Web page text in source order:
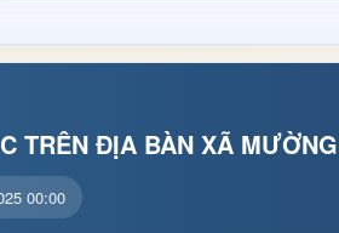
TRÊN ĐỊA BÀN XÃ
00:00